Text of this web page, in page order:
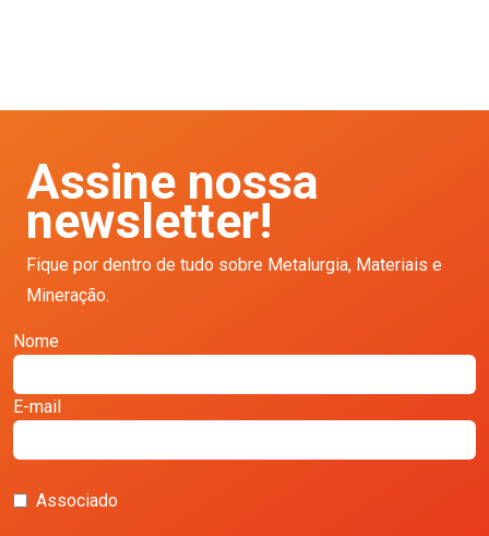
Assine nossa
newsletter!
Fique por dentro de tudo sobre Metalurgia, Materiais e
Mineração.
Nome
E-mail
Associado